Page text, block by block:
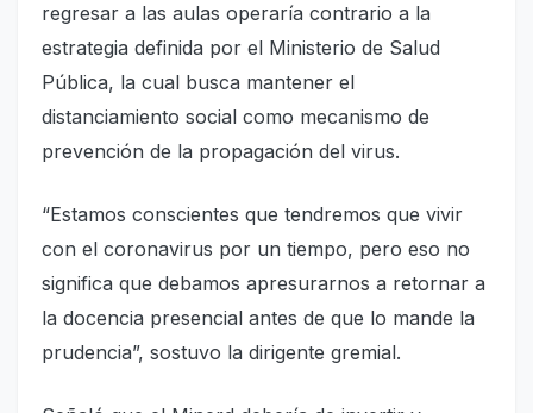
regresar a las aulas operaría contrario a la
estrategia definida por el Ministerio de Salud
Pública, la cual busca mantener el
distanciamiento social como mecanismo de
prevención de la propagación del virus.
“Estamos conscientes que tendremos que vivir
con el coronavirus por un tiempo, pero eso no
significa que debamos apresurarnos a retornar a
la docencia presencial antes de que lo mande la
prudencia”, sostuvo la dirigente gremial.